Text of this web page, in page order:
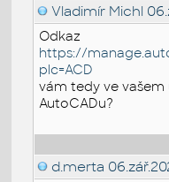
Vladimír Michl
Odkaz
https://
plc=ACD
vám tedy ve vašem
AutoCADu?
d.merta